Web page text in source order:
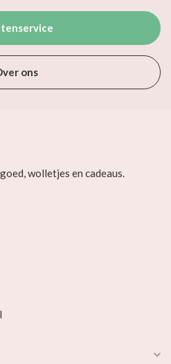
ons
wolletjes en cadeaus.